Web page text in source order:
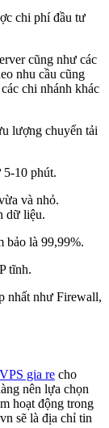
chi phí đầu tư
cũng như các
nhu cầu cũng
chi nhánh khác
lượng chuyển tải
5-10 phút.
và nhỏ.
dữ liệu.
bảo là 99,99%.
tĩnh.
nhất như Firewall,
VPS gia re cho
nên lựa chọn
hoạt động trong
sẽ là địa chỉ tin